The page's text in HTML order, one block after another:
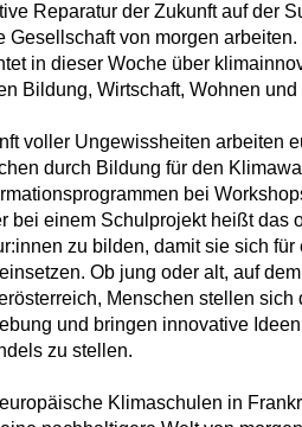
Reparatur der Zukunft auf der
Gesellschaft von morgen arbeiten.
in dieser Woche über
Bildung, Wirtschaft, Wohnen
voller Ungewissheiten arbeiten
durch Bildung für den
bei
bei einem Schulprojekt heißt das
zu bilden, damit sie sich für
Ob jung oder alt, auf
Menschen stellen sich
und bringen innovative
zu stellen.
Klimaschulen in